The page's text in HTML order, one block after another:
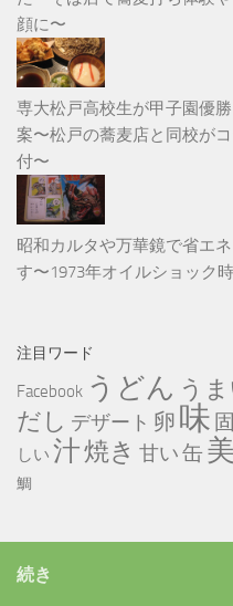
顔に〜
専大松戸高校生が甲子園優
案〜松戸の蕎麦店と同校が
付〜
昭和カルタや万華鏡で省エ
す〜1973年オイルショック
注目ワード
Facebook うどん う
だし デザート 卵 味
しい 汁焼き 甘い缶
鯛
続き